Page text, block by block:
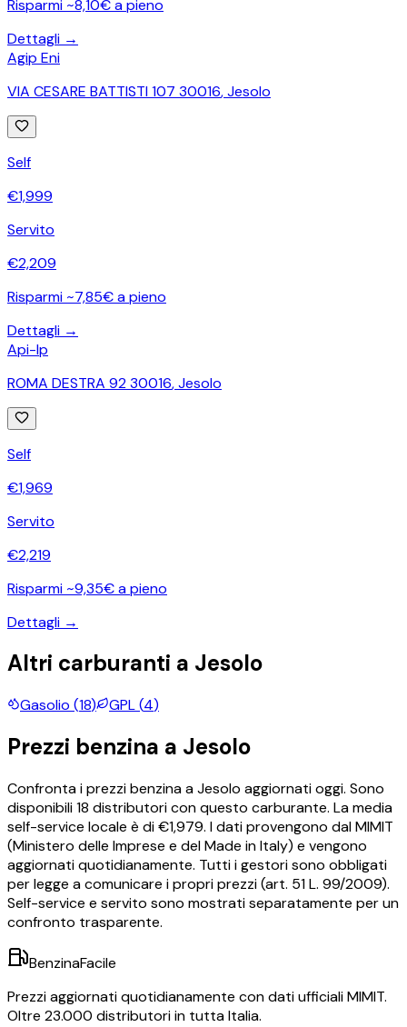
Risparmi ~8,10€ a pieno
Dettagli →
Agip Eni
VIA CESARE BATTISTI 107 30016,Jesolo
Self
€1,999
Servito
€2,209
Risparmi ~7,85€ a pieno
Dettagli →
Api-Ip
ROMA DESTRA 92 30016,Jesolo
Self
€1,969
Servito
€2,219
Risparmi ~9,35€ a pieno
Dettagli →
Altri carburanti a Jesolo
Gasolio (18) GPL(4)
Prezzi benzina a Jesolo
Confronta i prezzibenzinaaJesolo aggiornati oggi. Sono
disponibili18 distributori con questo carburante. La media
self-service locale è di €1,979. I dati provengono dal MIMIT
(Ministero delle Imprese e del Made in Italy) e vengono
aggiornati quotidianamente. Tutti i gestori sono obbligati
per legge a comunicare i propri prezzi (art. 51 L. 99/2009).
Self-service e servito sono mostrati separatamente per un
confronto trasparente.
BenzinaFacile
Prezzi aggiornati quotidianamente con dati ufficiali MIMIT.
Oltre 23.000 distributori in tutta Italia.